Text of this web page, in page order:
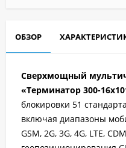
ОБЗОР
Сверхмощный
«Терминатор 300-
блокировки 51
включая диапазоны
GSM, 2G, 3G, 4G, LTE,